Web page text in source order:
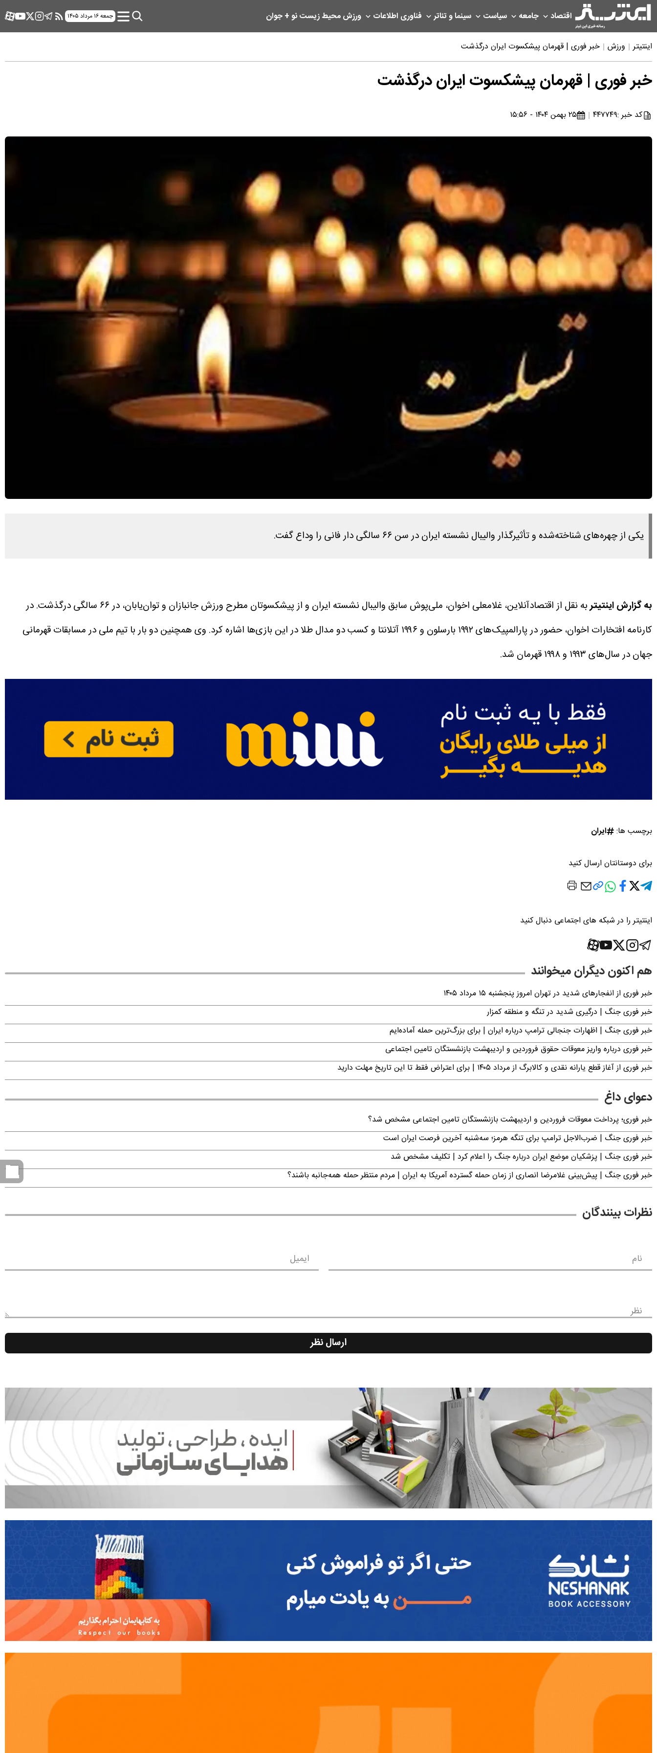
اقتصاد جامعه سیاست سینما و تئاتر فناوری اطلاعات ورزشمحیط زیستنو + جوان جمعه ۱۶ مرداد ۱۴۰۵
اینتیتر ورزش خبر فوری | قهرمان پیشکسوت ایران درگذشت
خبر فوری | قهرمان پیشکسوت ایران درگذشت
کد خبر :۴۴۷۷۴۹ ۲۵ بهمن ۱۴۰۴ - ۱۵:۵۶
یکی از چهره‌های شناخته‌شده و تأثیرگذار والیبال نشسته ایران در سن ۶۶ سالگی دار فانی را وداع گفت.
به گزارش اینتیتربه نقل از اقتصادآنلاین، غلامعلی اخوان، ملی‌پوش سابق والیبال نشسته ایران و از پیشکسوتان مطرح ورزش جانبازان و توان‌یابان، در ۶۶ سالگی درگذشت.
در
کارنامه افتخارات اخوان، حضور در پارالمپیک‌های ۱۹۹۲ بارسلون و ۱۹۹۶ آتلانتا و کسب دو مدال طلا در این بازی‌ها اشاره کرد.
وی همچنین دو بار با تیم ملی در مسابقات قهرمانی
جهان در سال‌های ۱۹۹۳ و ۱۹۹۸ قهرمان شد.
برچسب ها: ایران
برای دوستانتان ارسال کنید
اینتیتر را در شبکه های اجتماعی دنبال کنید
هم اکنون دیگران میخوانند
خبر فوری از انفجارهای شدید در تهران امروز پنجشنبه ۱۵ مرداد ۱۴۰۵
خبر فوری جنگ | درگیری شدید در تنگه و منطقه کمزار
خبر فوری جنگ | اظهارات جنجالی ترامپ درباره ایران | برای بزرگ‌ترین حمله آماده‌ایم
خبر فوری درباره واریز معوقات حقوق فروردین و اردیبهشت بازنشستگان تامین اجتماعی
خبر فوری از آغاز قطع یارانه نقدی و کالابرگ از مرداد ۱۴۰۵ | برای اعتراض فقط تا این تاریخ مهلت دارید
دعوای داغ
خبر فوری؛ پرداخت معوقات فروردین و اردیبهشت بازنشستگان تامین اجتماعی مشخص شد؟
خبر فوری جنگ | ضرب‌الاجل ترامپ برای تنگه هرمز؛ سه‌شنبه آخرین فرصت ایران است
خبر فوری جنگ | پزشکیان موضع ایران درباره جنگ را اعلام کرد | تکلیف مشخص شد
خبر فوری جنگ | پیش‌بینی غلامرضا انصاری از زمان حمله گسترده آمریکا به ایران | مردم منتظر حمله همه‌جانبه باشند؟
نظرات بینندگان
نام ایمیل
نظر
ارسال نظر